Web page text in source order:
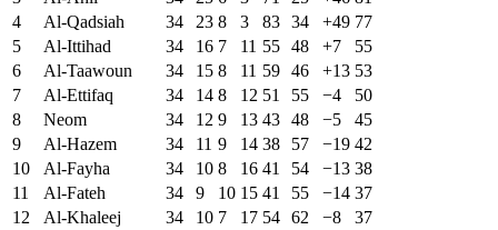
4
Al-Qadsiah 34 23 8 3 83 34 +49 77
5
Al-Ittihad 34 16 7 11 55 48 +7
55
6
Al-Taawoun 34 15 8 11 59 46 +13 53
7
Al-Ettifaq 34 14 8 12 51 55 −4
50
8
Neom 34 12 9 13 43 48 −5
45
9
Al-Hazem 34 11 9 14 38 57 −19 42
10
Al-Fayha 34 10 8 16 41 54 −13 38
11
Al-Fateh 34 9 10 15 41 55 −14 37
12
Al-Khaleej 34 10 7 17 54 62 −8
37